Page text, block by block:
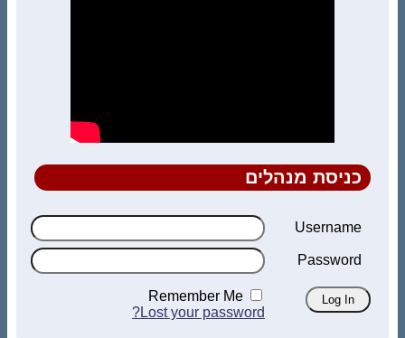
כניסת מנהלים
Username
Password
Remember Me
Lost your password?